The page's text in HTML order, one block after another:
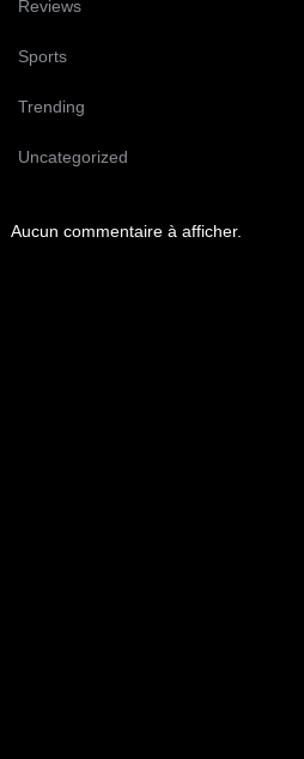
Reviews
Sports
Trending
Uncategorized
Aucun commentaire à afficher.